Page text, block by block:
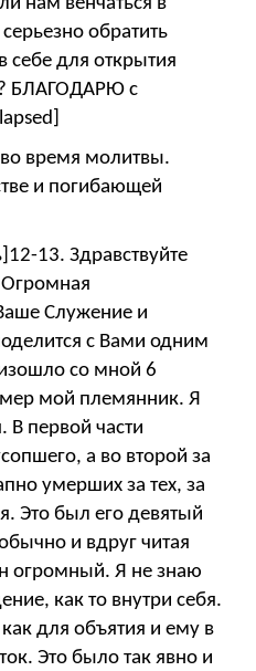
обратить
себе для открытия
БЛАГОДАРЮ с
время молитвы.
и погибающей
13. Здравствуйте
Служение и
с Вами одним
со мной 6
мой племянник. Я
В первой части
а во второй за
умерших за тех, за
Это был его девятый
и вдруг читая
огромный. Я не знаю
как то внутри себя.
для объятия и ему в
Это было так явно и